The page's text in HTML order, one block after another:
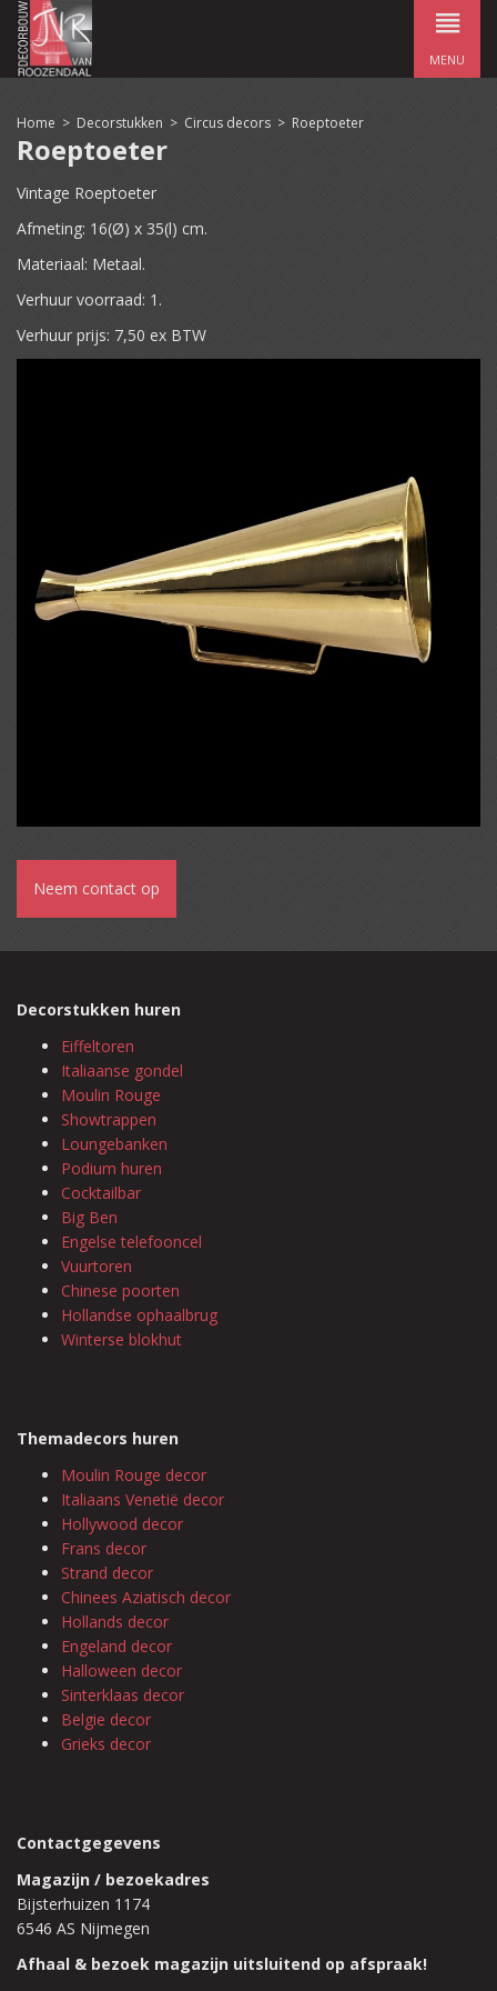
MENU
Home > Decorstukken > Circus decors > Roeptoeter
Roeptoeter
Vintage Roeptoeter
Afmeting: 16(Ø) x 35(l) cm.
Materiaal: Metaal.
Verhuur voorraad: 1.
Verhuur prijs: 7,50 ex BTW
Neem contact op
Decorstukken huren
Eiffeltoren
Italiaanse gondel
Moulin Rouge
Showtrappen
Loungebanken
Podium huren
Cocktailbar
Big Ben
Engelse telefooncel
Vuurtoren
Chinese poorten
Hollandse ophaalbrug
Winterse blokhut
Themadecors huren
Moulin Rouge decor
Italiaans Venetië decor
Hollywood decor
Frans decor
Strand decor
Chinees Aziatisch decor
Hollands decor
Engeland decor
Halloween decor
Sinterklaas decor
Belgie decor
Grieks decor
Contactgegevens
Magazijn / bezoekadres
Bijsterhuizen 1174
6546 AS Nijmegen
Afhaal & bezoek magazijn uitsluitend op afspraak!